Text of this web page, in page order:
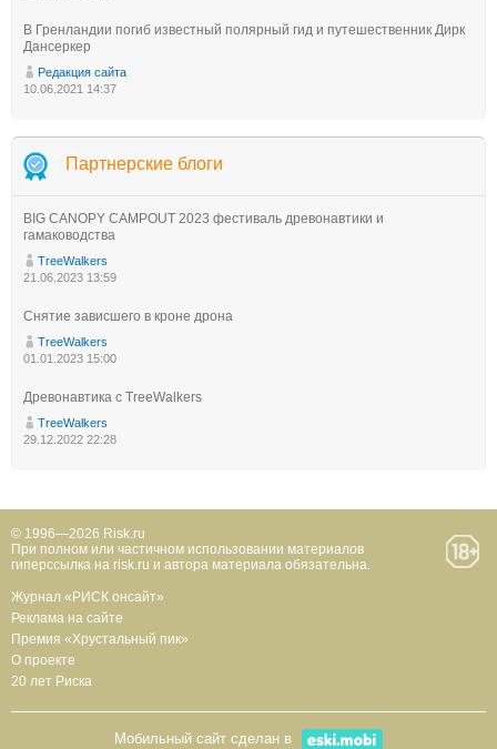
В Гренландии погиб известный полярный гид и путешественник Дирк
Дансеркер
Редакция сайта
10.06.2021 14:37
Партнерские блоги
BIG CANOPY CAMPOUT 2023 фестиваль древонавтики и
гамаководства
TreeWalkers
21.06.2023 13:59
Снятие зависшего в кроне дрона
TreeWalkers
01.01.2023 15:00
Древонавтика с TreeWalkers
TreeWalkers
29.12.2022 22:28
© 1996—2026 Risk.ru
При полном или частичном использовании материалов
гиперссылка на risk.ru и автора материала обязательна.
Журнал «РИСК онсайт»
Реклама на сайте
Премия «Хрустальный пик»
О проекте
20 лет Риска
Мобильный сайт сделан в